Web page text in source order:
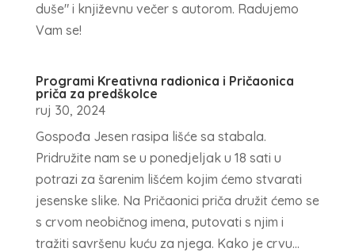
duše" i književnu večer s autorom. Radujemo
Vam se!
Programi Kreativna radionica i Pričaonica
priča za predškolce
ruj 30, 2024
Gospođa Jesen rasipa lišće sa stabala.
Pridružite nam se u ponedjeljak u 18 sati u
potrazi za šarenim lišćem kojim ćemo stvarati
jesenske slike. Na Pričaonici priča družit ćemo se
s crvom neobičnog imena, putovati s njim i
tražiti savršenu kuću za njega. Kako je crvu...